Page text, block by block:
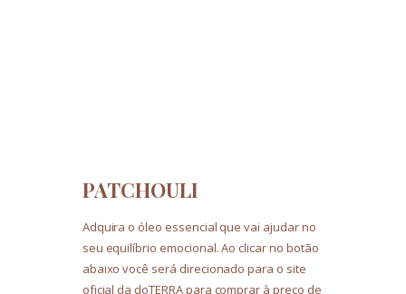
PATCHOULI
Adquira o óleo essencial que vai ajudar no
seu equilíbrio emocional. Ao clicar no botão
abaixo você será direcionado para o site
oficial da doTERRA para comprar à preço de